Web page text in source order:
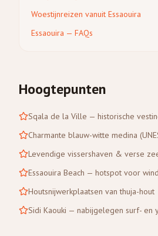
Woestijnreizen vanuit Essaouira
Essaouira — FAQs
Hoogtepunten
Sqala de la Ville — historische
Charmante blauw-witte medina
Levendige vissershaven & verse
Essaouira Beach — hotspot voor
Houtsnijwerkplaatsen van thuja-hout
Sidi Kaouki — nabijgelegen surf- en